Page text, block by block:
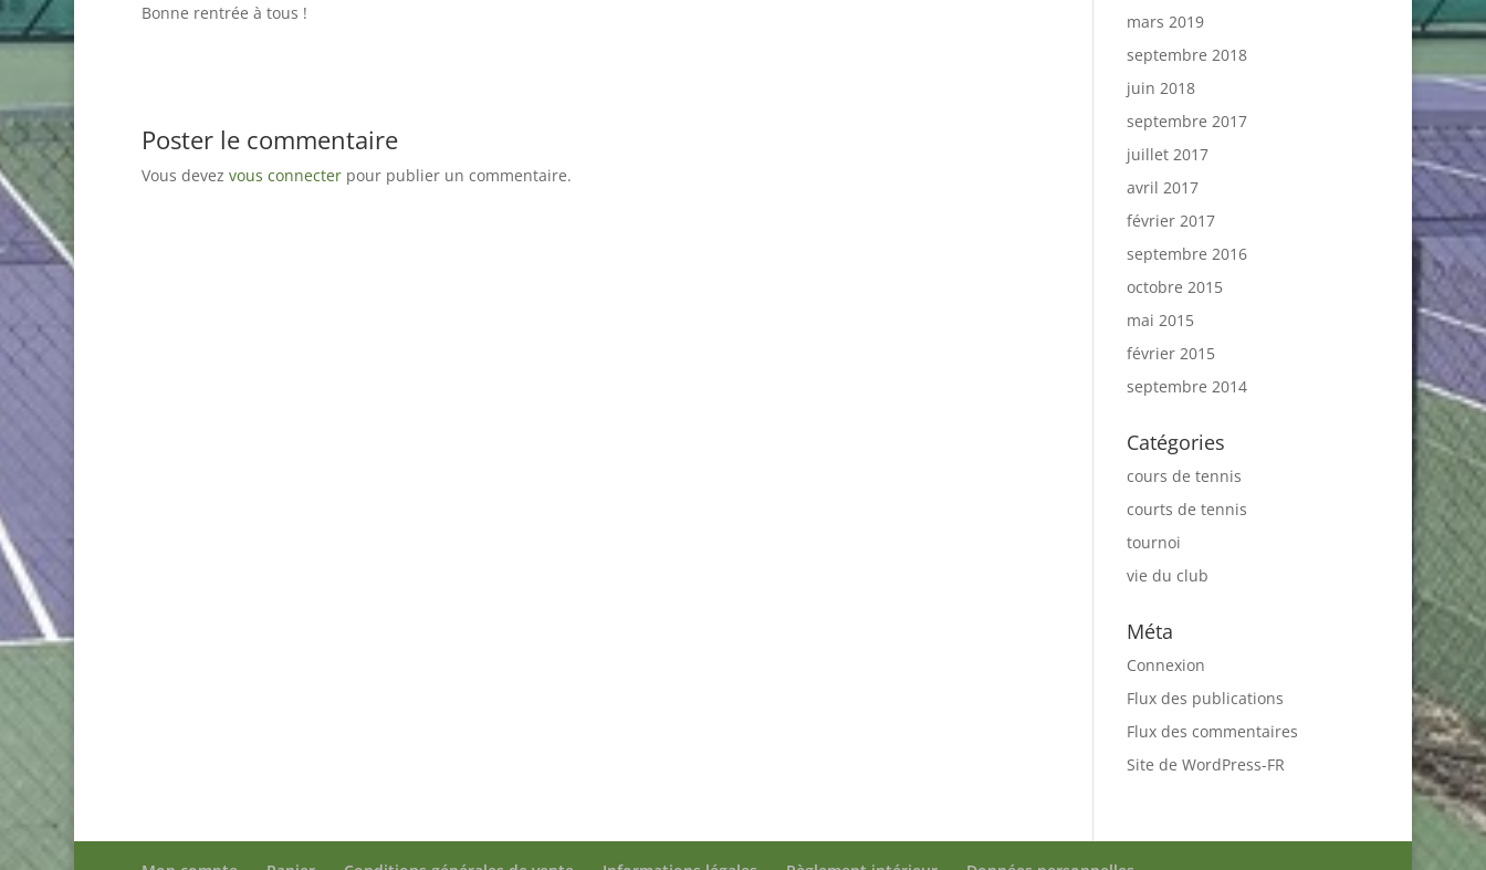
Bonne rentrée à tous !
Poster le commentaire
Vous devez vous connecterpour publier un commentaire.
mars 2019
septembre 2018
juin 2018
septembre 2017
juillet 2017
avril 2017
février 2017
septembre 2016
octobre 2015
mai 2015
février 2015
septembre 2014
Catégories
cours de tennis
courts de tennis
tournoi
vie du club
Méta
Connexion
Flux des publications
Flux des commentaires
Site de WordPress-FR